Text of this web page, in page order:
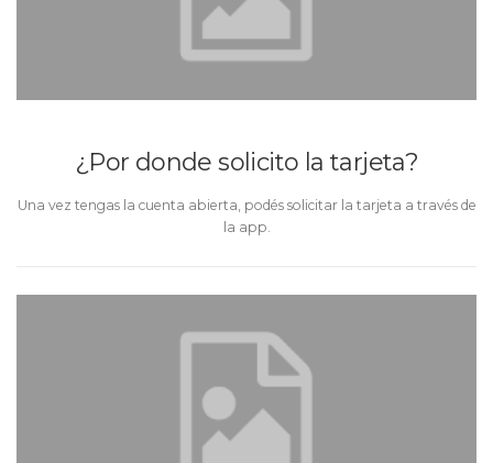
¿Por donde solicito la tarjeta?
Una vez tengas la cuenta abierta, podés solicitar la tarjeta a través de
la app.